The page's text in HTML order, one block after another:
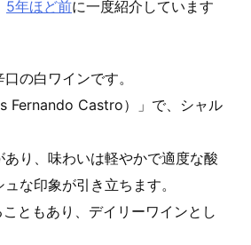
5年ほど前に一度紹介しています
の白ワインです。
Fernando Castro）」で、シャル
り、味わいは軽やかで適度な酸
な印象が引き立ちます。
ともあり、デイリーワインとし
日
通酒
バドワイザー(B
udweiser) : ビ
ール : アンハイ
ンベブ
モンテゴーサ(M
ontegoza) : 赤